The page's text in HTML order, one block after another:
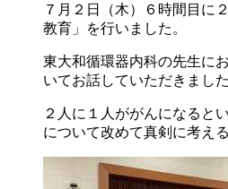
７月２日（木）６時間目に
教育」を行いました。
東大和循環器内科の先生に
いてお話していただきました
２人に１人ががんになると
について改めて真剣に考え